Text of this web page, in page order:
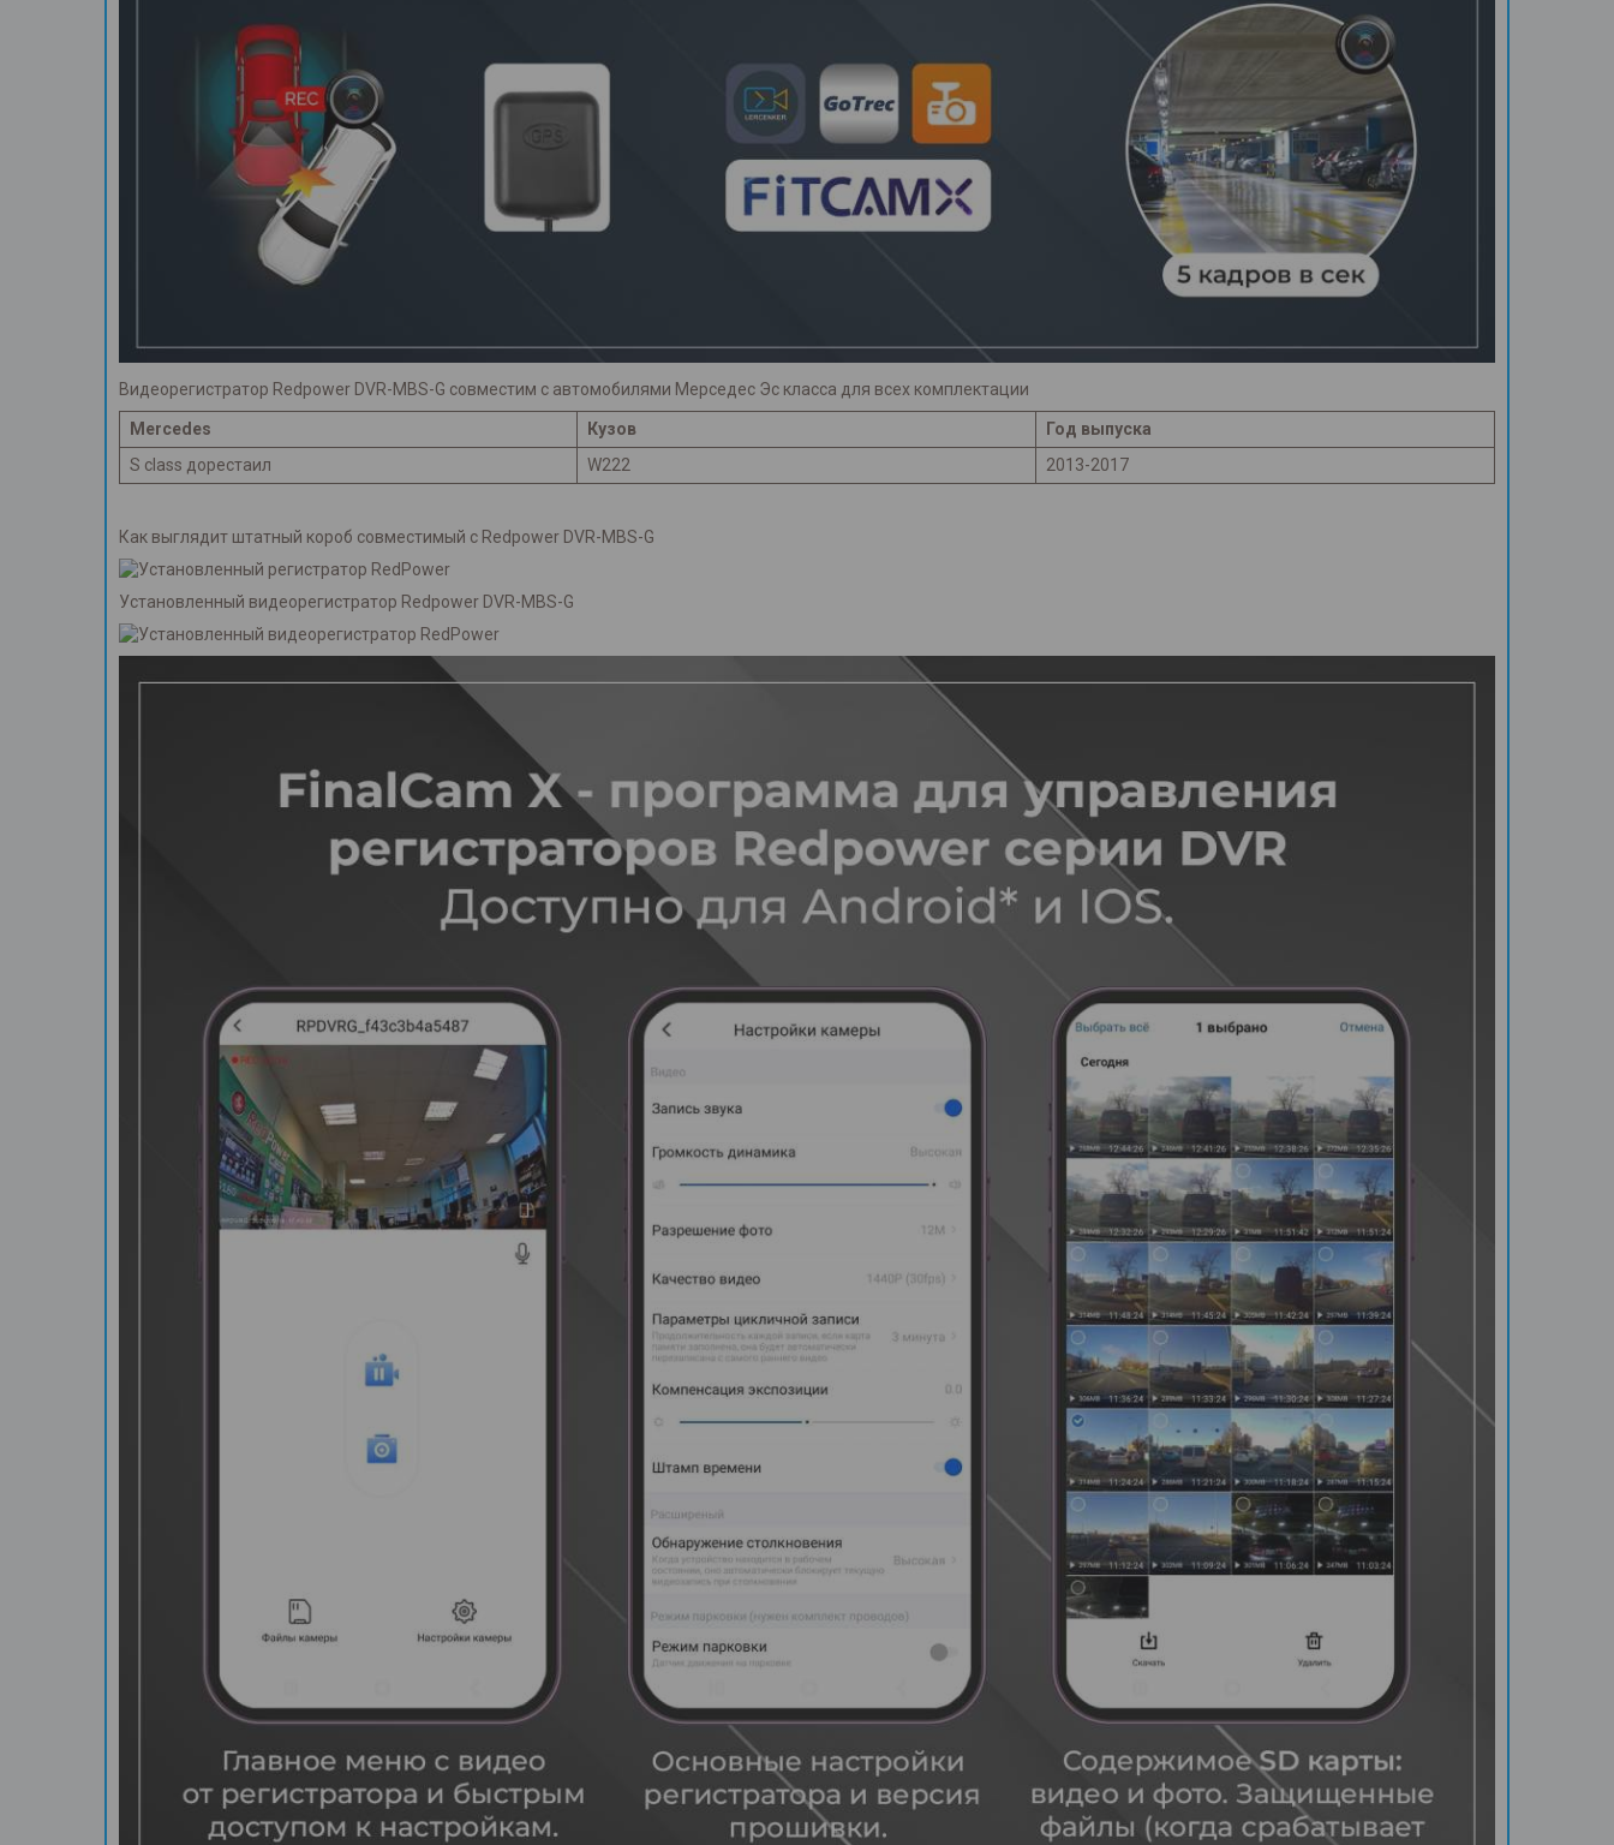
Видеорегистратор Redpower DVR-MBS-G совместим с автомобилями Мерседес Эс класса для всех комплектации
Mercedes Кузов
Год выпуска
S class дорестаил
W222 2013-2017
Как выглядит штатный короб совместимый с Redpower DVR-MBS-G
Установленный видеорегистратор Redpower DVR-MBS-G